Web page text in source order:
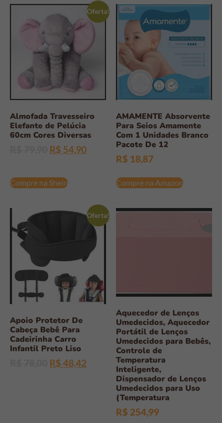
Oferta!
Almofada Travesseiro
Elefante de Pelúcia
60cm Cores Diversas
R$ 54,90
Compre na Shein
AMAMENTE Absorvente
Para Seios Amamente
Com 1 Unidades Branco
Pacote De 12
R$ 18,87
Compre na Amazon
Oferta!
Apoio Protetor De
Cabeça Bebê Para
Cadeirinha Carro
Infantil Preto Liso
R$ 48,42
Aquecedor de Lenços
Umedecidos, Aquecedor
Portátil de Lenços
Umedecidos para Bebês,
Controle de
Temperatura
Inteligente,
Dispensador de Lenços
Umedecidos para Uso
(Temperatura
R$ 254,99